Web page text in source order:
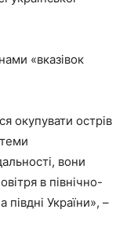
«вказівок
окупувати острів
вони
в північно-
півдні України», –